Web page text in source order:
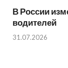
В России
водителей
31.07.2026